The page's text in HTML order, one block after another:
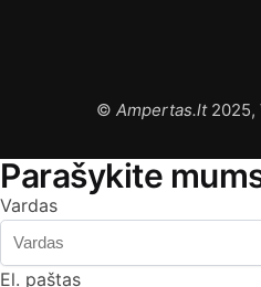
© Ampertas.lt2025,
Parašykite
Vardas
El. paštas